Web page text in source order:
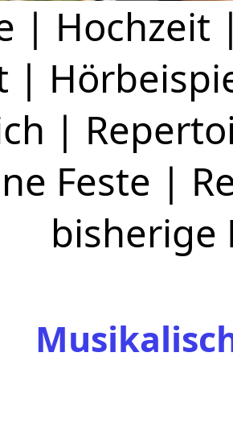
| Hochzeit
|
|
Feste |
bisherige